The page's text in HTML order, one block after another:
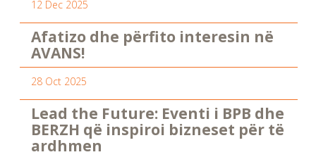
12 Dec 2025
Afatizo dhe përfito interesin në
AVANS!
28 Oct 2025
Lead the Future: Eventi i BPB dhe
BERZH që inspiroi bizneset për të
ardhmen